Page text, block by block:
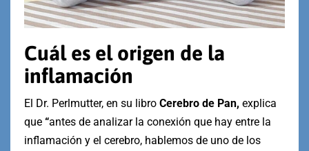
Cuál es el origen de la
inflamación
El Dr. Perlmutter, en su libro Cerebro de Pan, explica
que “antes de analizar la conexión que hay entre la
inflamación y el cerebro, hablemos de uno de los